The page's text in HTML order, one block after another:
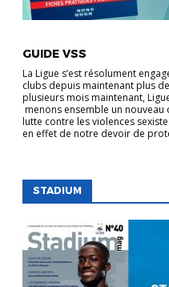
GUIDE VSS
La Ligue s’est résolument
clubs depuis maintenant plus
plusieurs mois maintenant,
menons ensemble un nouveau
lutte contre les violences
en effet de notre devoir de
STADIUM